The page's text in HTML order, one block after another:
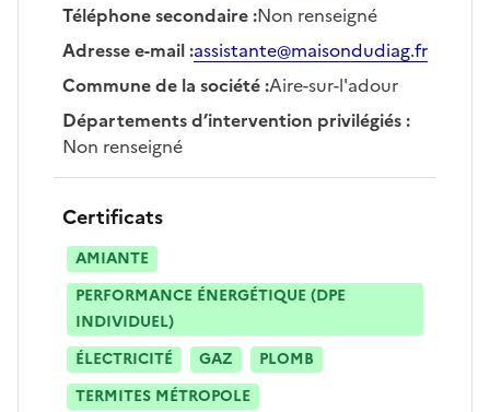
Téléphone secondaire:Non renseigné
Adresse e-mail:assistante@maisondudiag.fr
Commune de la société:Aire-sur-l'adour
Départements d’intervention privilégiés:
Non renseigné
Certificats
AMIANTE
PERFORMANCE ÉNERGÉTIQUE (DPE
INDIVIDUEL)
ÉLECTRICITÉ
GAZ
PLOMB
TERMITES MÉTROPOLE